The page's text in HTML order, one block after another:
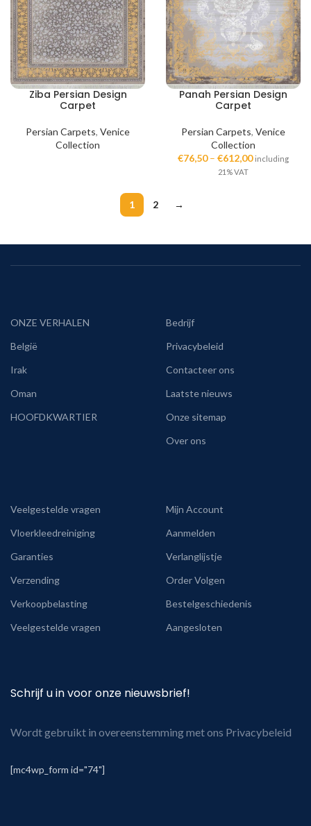
Ziba Persian Design
Carpet
Persian Carpets, Venice
Collection
Panah Persian Design
Carpet
Persian Carpets, Venice
Collection
€76,50– €612,00 including
21% VAT
1 2 →
ONZE VERHALEN
België
Irak
Oman
HOOFDKWARTIER
Bedrijf
Privacybeleid
Contacteer ons
Laatste nieuws
Onze sitemap
Over ons
Veelgestelde vragen
Vloerkleedreiniging
Garanties
Verzending
Verkoopbelasting
Veelgestelde vragen
Mijn Account
Aanmelden
Verlanglijstje
Order Volgen
Bestelgeschiedenis
Aangesloten
Schrijf u in voor onze nieuwsbrief!
Wordt gebruikt in overeenstemming met ons Privacybeleid
[mc4wp_form id="74"]